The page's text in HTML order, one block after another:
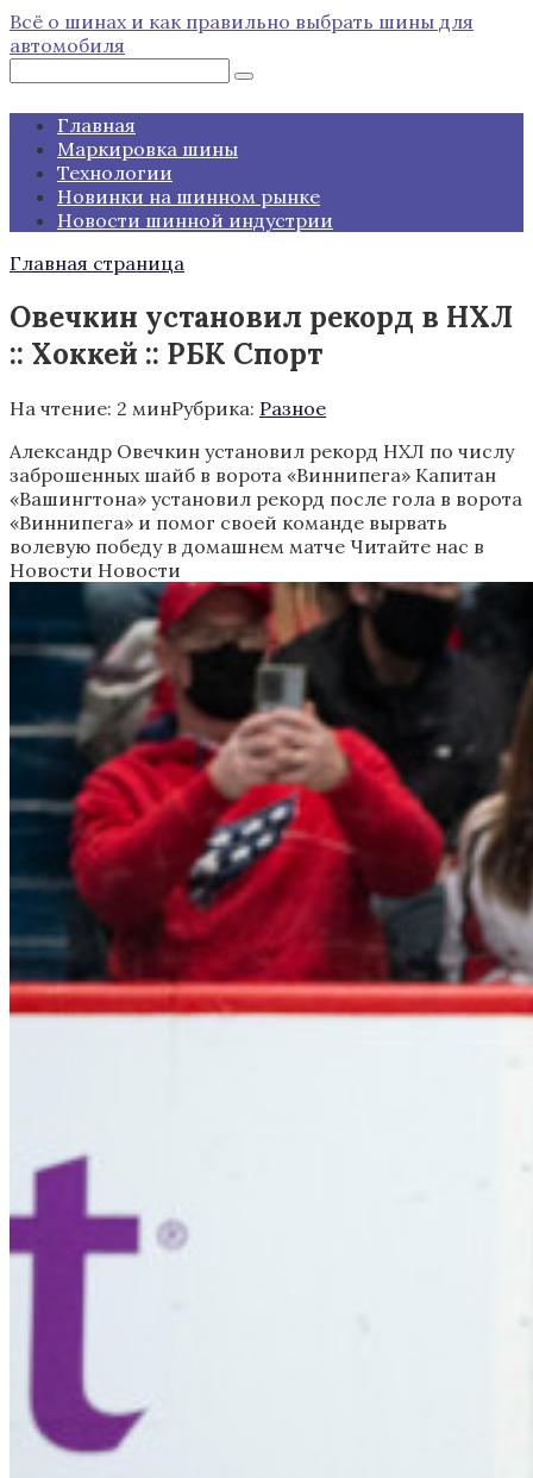
Перейти
к
Всё о шинах и как правильно выбрать шины для
автомобиля
Главная
Маркировка шины
Технологии
Новинки на шинном рынке
Новости шинной индустрии
Главная страница
Овечкин установил рекорд в НХЛ
:: Хоккей :: РБК Спорт
На чтение: 2 минРубрика: Разное
Александр Овечкин установил рекорд НХЛ по числу
заброшенных шайб в ворота «Виннипега» Капитан
«Вашингтона» установил рекорд после гола в ворота
«Виннипега» и помог своей команде вырвать
волевую победу в домашнем матче Читайте нас в
Новости Новости